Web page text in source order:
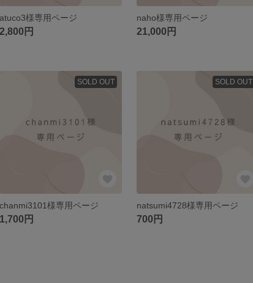
atuco3様専用ページ
2,800円
naho様専用ページ
21,000円
SOLD OUT
chanmi3101様専用ページ
1,700円
SOLD OUT
natsumi4728様専用ページ
700円